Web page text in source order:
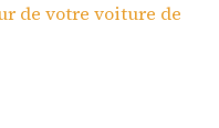
de votre voiture de